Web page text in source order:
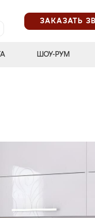
ЗАКАЗАТЬ
ШОУ-РУМ